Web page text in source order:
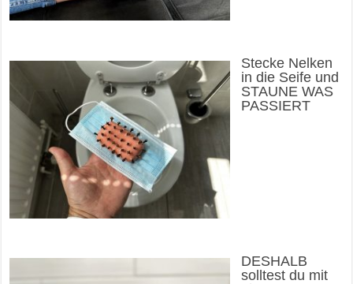
Stecke Nelken
in die Seife und
STAUNE WAS
PASSIERT
DESHALB
solltest du mit